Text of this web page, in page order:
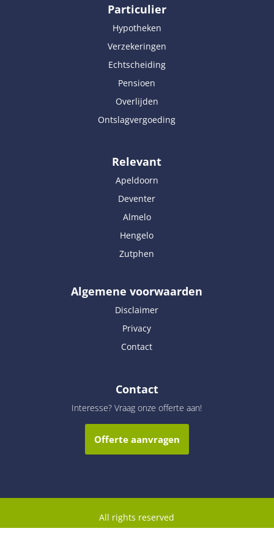
Particulier
Hypotheken
Verzekeringen
Echtscheiding
Pensioen
Overlijden
Ontslagvergoeding
Relevant
Apeldoorn
Deventer
Almelo
Hengelo
Zutphen
Algemene voorwaarden
Disclaimer
Privacy
Contact
Contact
Interesse? Vraag onze offerte aan!
Offerte aanvragen
All rights reserved